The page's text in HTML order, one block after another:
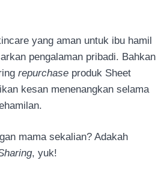
yang aman untuk ibu hamil
pengalaman pribadi. Bahkan
repurchase produk Sheet
kesan menenangkan selama
mama sekalian? Adakah
, yuk!